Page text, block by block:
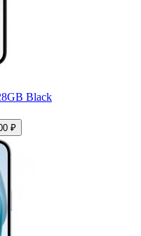
Black
₽